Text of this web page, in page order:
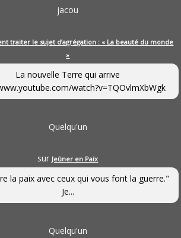
jacou
traiter le sujet d’agrégation : « La beauté du monde
»
La nouvelle Terre qui arrive
watch?v=TQOvlmXbWgk
Quelqu'un
sur Jeûner en Paix
la paix avec ceux qui vous font la guerre."
Je...
Quelqu'un